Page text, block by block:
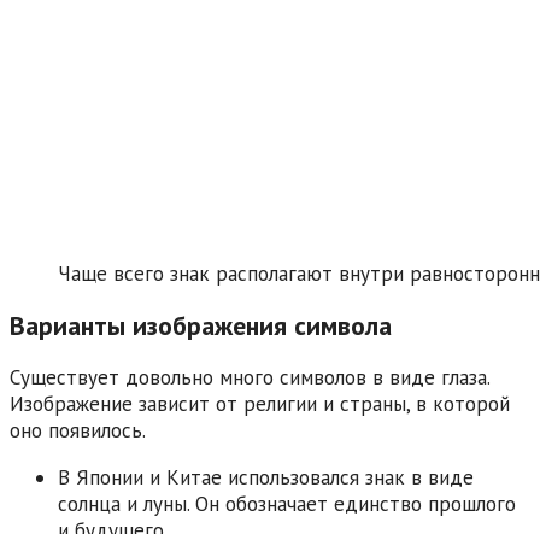
Чаще всего знак располагают внутри
Варианты изображения символа
Существует довольно много символов в виде глаза.
Изображение зависит от религии и страны, в которой
оно появилось.
В Японии и Китае использовался знак в виде
солнца и луны. Он обозначает единство прошлого